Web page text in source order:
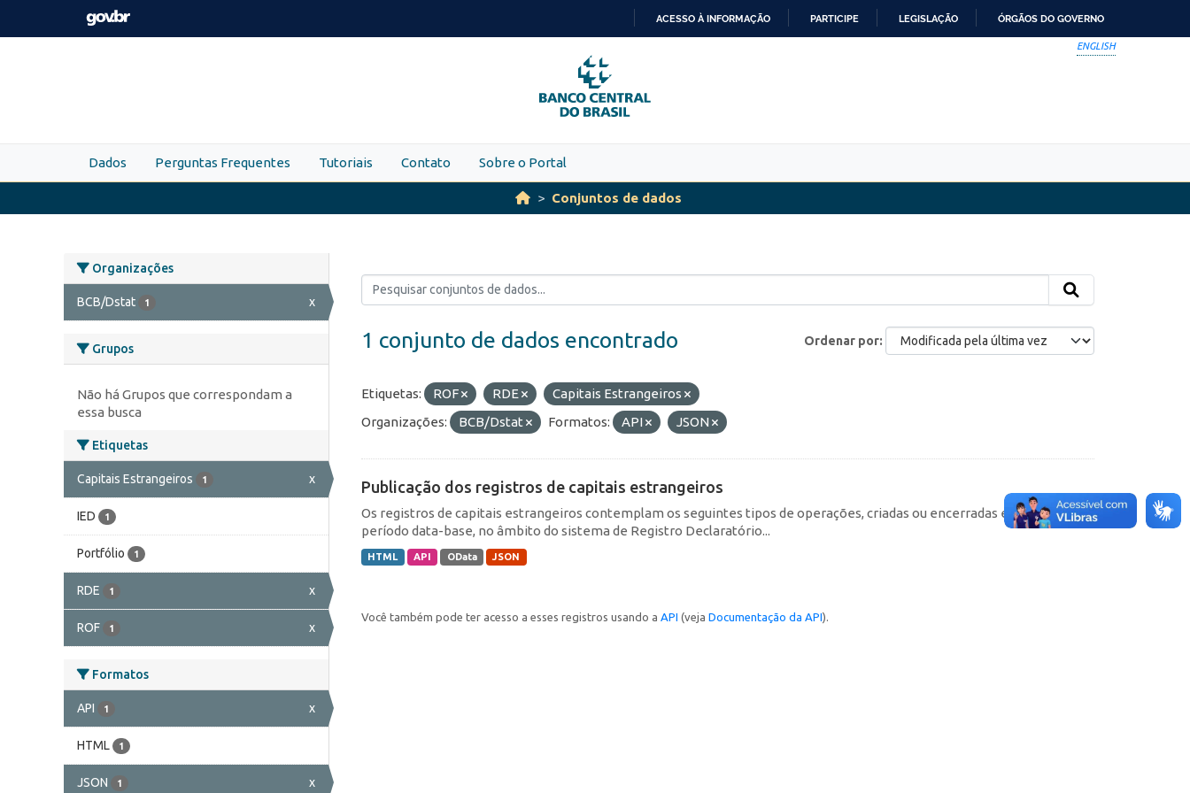
Skip to main content
PARA
O
CONTEÚDO
ACESSO À INFORMAÇÃO PARTICIPE LEGISLAÇÃO ÓRGÃOS DO GOVERNO
ENGLISH
Dados Perguntas Frequentes Tutoriais Contato Sobre o Portal
Conjuntos de dados
Organizações
BCB/Dstat 1 x
Grupos
Não há Grupos que correspondam a
essa busca
Etiquetas
Capitais Estrangeiros 1 x
IED 1
Portfólio 1
RDE 1 x
ROF 1 x
Formatos
API 1 x
HTML 1
JSON 1 x
Ordenar por
1 conjunto de dados encontrado
Etiquetas: ROF RDE
Capitais Estrangeiros
Organizações:
BCB/Dstat Formatos: API JSON
Publicação dos registros de capitais estrangeiros
Os registros de capitais estrangeiros contemplam os seguintes tipos de operações, criadas ou encerradas em cada
período data-base, no âmbito do sistema de Registro Declaratório...
HTML API OData JSON
Você também pode ter acesso a esses registros usando a API (veja Documentação da API).